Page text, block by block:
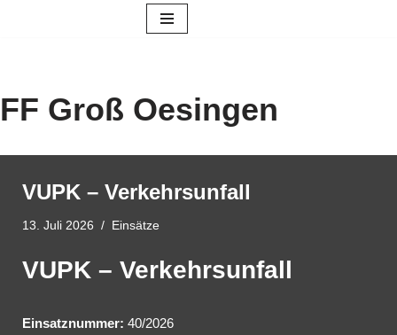
FF Groß Oesingen
VUPK – Verkehrsunfall
13. Juli 2026 Einsätze
VUPK – Verkehrsunfall
Einsatznummer: 40/2026